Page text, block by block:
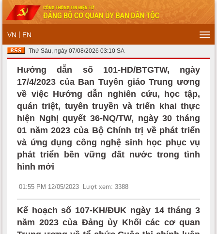
VN | EN
Thứ Sáu, ngày 07/08/2026 03:10 SA
Hướng dẫn số 101-HD/BTGTW, ngày
17/4/2023 của Ban Tuyên giáo Trung ương
về việc Hướng dẫn nghiên cứu, học tập,
quán triệt, tuyên truyền và triển khai thực
hiện Nghị quyết 36-NQ/TW, ngày 30 tháng
01 năm 2023 của Bộ Chính trị về phát triển
và ứng dụng công nghệ sinh học phục vụ
phát triển bền vững đất nước trong tình
hình mới
01:55 PM 12/05/2023 Lượt xem: 3388
Kế hoạch số 107-KH/ĐUK ngày 14 tháng 3
năm 2023 của Đảng ủy Khối các cơ quan